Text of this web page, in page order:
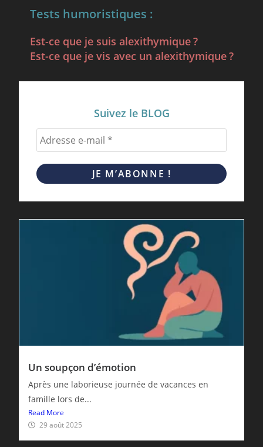
Tests humoristiques :
Est-ce que je suis alexithymique ?
Est-ce que je vis avec un alexithymique ?
Suivez le BLOG
Un soupçon d’émotion
Après une laborieuse journée de vacances en
famille lors de...
Read More
29 août 2025